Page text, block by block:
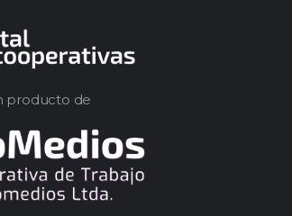
producto de